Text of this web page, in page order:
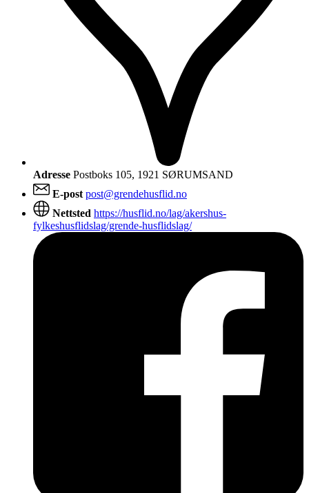
Adresse Postboks 105, 1921 SØRUMSAND
E-post post@grendehusflid.no
Nettsted https://husflid.no/lag/akershus-
fylkeshusflidslag/grende-husflidslag/